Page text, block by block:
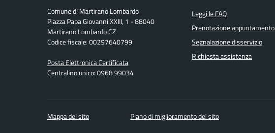
Comune di Martirano Lombardo
Piazza Papa Giovanni XXIII, 1 - 88040
Martirano Lombardo CZ
Codice fiscale: 00297640799
Posta Elettronica Certificata
Centralino unico: 0968 99034
Leggi le FAQ
Prenotazione appuntamento
Segnalazione disservizio
Richiesta assistenza
Mappa del sito Piano di miglioramento del sito